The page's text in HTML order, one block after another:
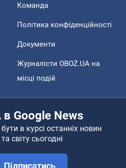
Команда
Політика конфіденційності
Документи
Журналісти OBOZ.UA на
місці подій
в Google News
в курсі останніх новин
світу сьогодні
Підписатись